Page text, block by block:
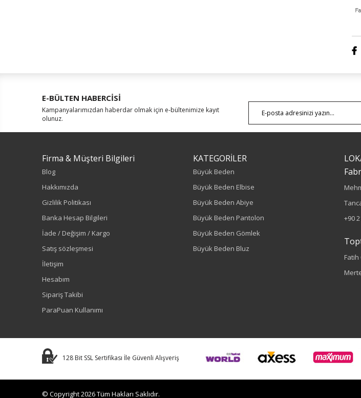
E-BÜLTEN HABERCİSİ
Kampanyalarımızdan haberdar olmak için e-bültenimize kayıt
olunuz.
Firma & Müşteri Bilgileri
Blog
Hakkımızda
Gizlilik Politikası
Banka Hesap Bilgileri
İade / Değişim / Kargo
Satış sözleşmesi
İletişim
Hesabım
Sipariş Takibi
ParaPuan Kullanımı
KATEGORİLER
Büyük Beden
Büyük Beden Elbise
Büyük Beden Abiye
Büyük Beden Pantolon
Büyük Beden Gömlek
Büyük Beden Bluz
+90
Fatih
128 Bit SSL Sertifikası İle Güvenli Alışveriş
© Copyright 2026 Tüm Hakları Saklıdır.